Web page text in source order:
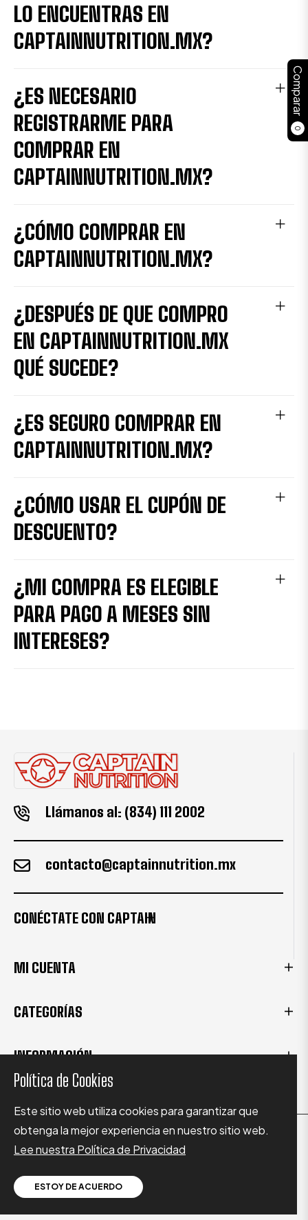
Comparar
0
LO ENCUENTRAS EN
CAPTAINNUTRITION.MX?
¿ES NECESARIO
REGISTRARME PARA
COMPRAR EN
CAPTAINNUTRITION.MX?
¿CÓMO COMPRAR EN
CAPTAINNUTRITION.MX?
¿DESPUÉS DE QUE COMPRO
EN CAPTAINNUTRITION.MX
QUÉ SUCEDE?
¿ES SEGURO COMPRAR EN
CAPTAINNUTRITION.MX?
¿CÓMO USAR EL CUPÓN DE
DESCUENTO?
¿MI COMPRA ES ELEGIBLE
PARA PAGO A MESES SIN
INTERESES?
Llámanos al: (834) 111 2002
contacto@captainnutrition.mx
CONÉCTATE CON CAPTAIN
MI CUENTA
CATEGORÍAS
INFORMACIÓN
Copyright © 2024 Captain Nutrition Supplements.
Política de Cookies
Este sitio web utiliza cookies para garantizar que
obtenga la mejor experiencia en nuestro sitio web.
Lee nuestra Política de Privacidad
ESTOY DE ACUERDO